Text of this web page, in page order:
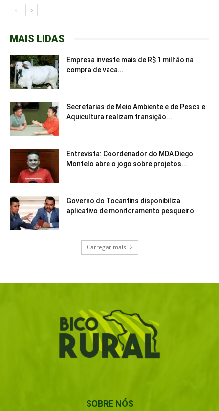
MAIS LIDAS
Empresa investe mais de R$ 1 milhão na
compra de vaca...
Secretarias de Meio Ambiente e de Pesca e
Aquicultura realizam transição...
Entrevista: Coordenador do MDA Diego
Montelo abre o jogo sobre projetos...
Governo do Tocantins disponibiliza
aplicativo de monitoramento pesqueiro
Carregar mais
SOBRE NÓS